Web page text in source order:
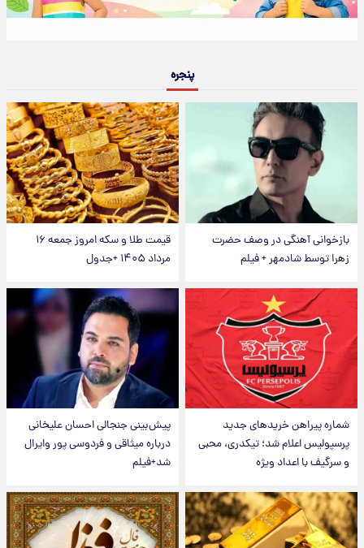
پنجره
بازخوانی آهنگی در وصف حضرت
زهرا توسط شادمهر + فیلم
قیمت طلا و سکه امروز جمعه ۱۶
مرداد ۱۴۰۵ +جدول
شماره پیراهن خریدهای جدید
پرسپولیس اعلام شد؛ تیکدری، محبی
و سرگیف با اعداد ویژه
پیش‌بینی جنجالی احسان علیخانی
درباره میثاقی و فردوسی پور وایرال
شد+فیلم